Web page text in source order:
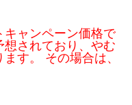
キャンペーン価格で
されており、やむ
す。 その場合は、